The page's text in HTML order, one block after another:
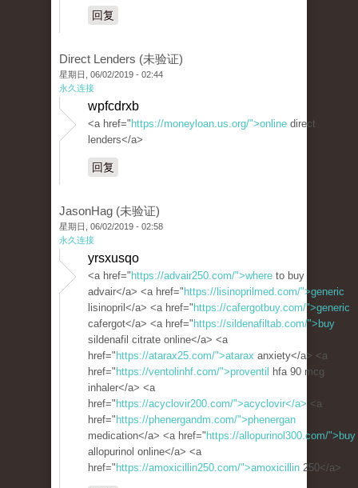
回复
Direct Lenders (未验证)
星期日, 06/02/2019 - 02:44
永久连接
wpfcdrxb
<a href=" https://moneyloan.us.org/">online direct
lenders</a>
回复
JasonHag (未验证)
星期日, 06/02/2019 - 02:58
永久连接
yrsxusqo
<a href=" https://advair250.com/">where to buy
advair</a> <a href=" https://lisinoprilmed.com/">generic
lisinopril</a> <a href=" https://cafergotbuy.com/">generic
cafergot</a> <a href=" https://sildenafiltab.com/">buy
sildenafil citrate online</a> <a
href=" https://atarax25.com/">atarax anxiety</a> <a
href=" https://ventolinhf.com/">proventil
hfa 90 mcg
inhaler</a> <a
href=" https://acyclovir200.com/">acyclovir</a> <a
href=" https://phenergandm.com/">phenergan
medication</a> <a href=" https://allopurinol300.com/">buy
allopurinol online</a> <a
href=" https://amoxicillin250.com/">amoxicillin 250</a>